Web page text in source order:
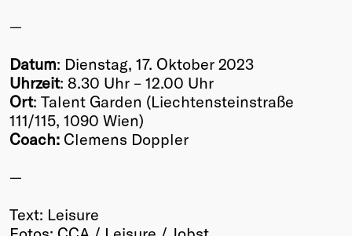
—
Datum: Dienstag, 17. Oktober 2023
Uhrzeit: 8.30 Uhr – 12.00 Uhr
Ort: Talent Garden (Liechtensteinstraße
111/115, 1090 Wien)
Coach: Clemens Doppler
—
Text: Leisure